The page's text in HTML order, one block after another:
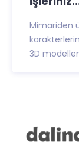
Mimariden
3D